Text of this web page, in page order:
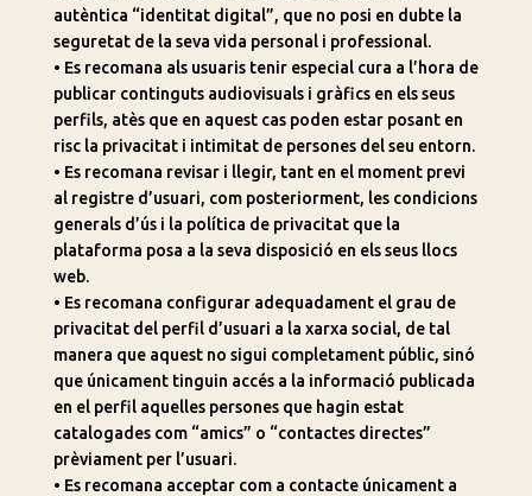
autèntica “identitat digital”, que no posi en dubte la
seguretat de la seva vida personal i professional.
• Es recomana als usuaris tenir especial cura a l’hora de
publicar continguts audiovisuals i gràfics en els seus
perfils, atès que en aquest cas poden estar posant en
risc la privacitat i intimitat de persones del seu entorn.
• Es recomana revisar i llegir, tant en el moment previ
al registre d’usuari, com posteriorment, les condicions
generals d’ús i la política de privacitat que la
plataforma posa a la seva disposició en els seus llocs
web.
• Es recomana configurar adequadament el grau de
privacitat del perfil d’usuari a la xarxa social, de tal
manera que aquest no sigui completament públic, sinó
que únicament tinguin accés a la informació publicada
en el perfil aquelles persones que hagin estat
catalogades com “amics” o “contactes directes”
prèviament per l’usuari.
• Es recomana acceptar com a contacte únicament a